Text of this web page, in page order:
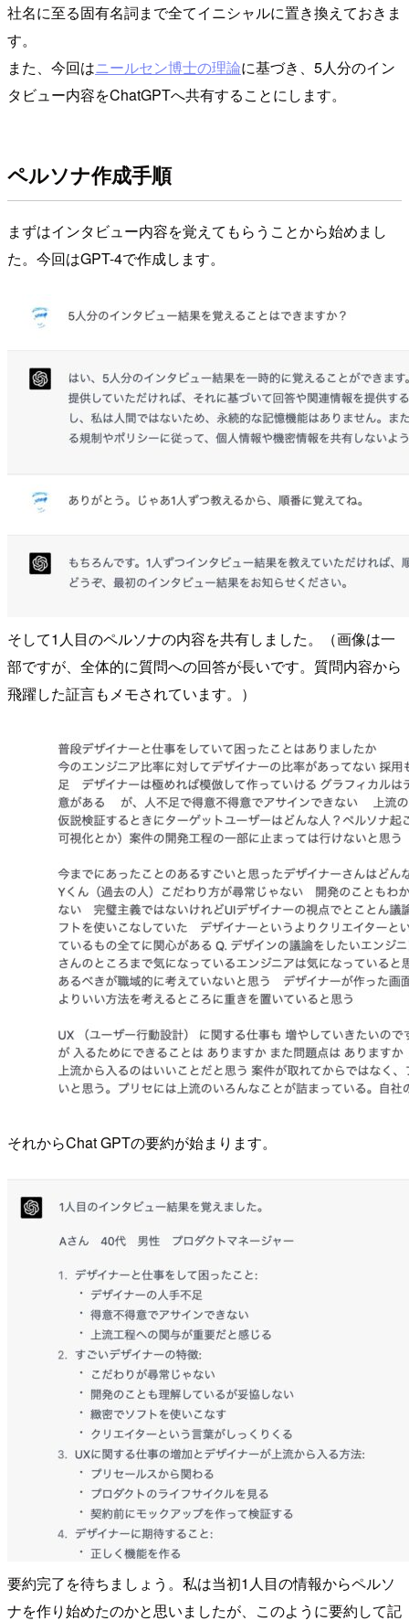
社名に至る固有名詞まで全てイニシャルに置き換えておきま
す。
また、今回はニールセン博士の理論に基づき、5人分のイン
タビュー内容をChatGPTへ共有することにします。
ペルソナ作成手順
まずはインタビュー内容を覚えてもらうことから始めまし
た。今回はGPT-4で作成します。
そして1人目のペルソナの内容を共有しました。（画像は一
部ですが、全体的に質問への回答が長いです。質問内容から
飛躍した証言もメモされています。）
それからChat GPTの要約が始まります。
要約完了を待ちましょう。私は当初1人目の情報からペルソ
ナを作り始めたのかと思いましたが、このように要約して記